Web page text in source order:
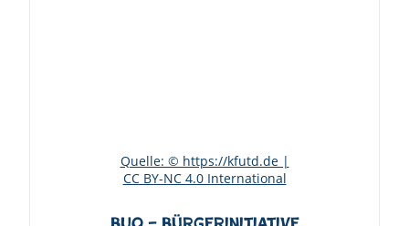
Quelle: © https://kfutd.de |
CC BY-NC 4.0 International